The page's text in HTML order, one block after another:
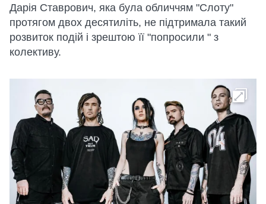
Дарія Ставрович, яка була обличчям "Слоту"
протягом двох десятиліть, не підтримала такий
розвиток подій і зрештою її "попросили " з
колективу.